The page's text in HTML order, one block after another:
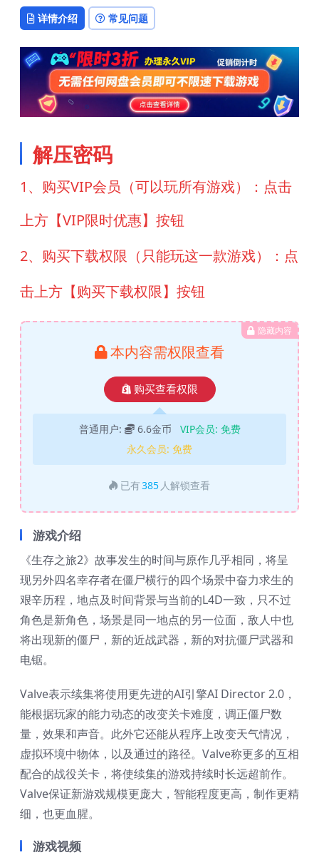
详情介绍 常见问题
解压密码
1、购买VIP会员（可以玩所有游戏）：点击
上方【VIP限时优惠】按钮
2、购买下载权限（只能玩这一款游戏）：点
击上方【购买下载权限】按钮
隐藏内容
本内容需权限查看
购买查看权限
普通用户: 6.6金币 VIP会员: 免费
永久会员: 免费
已有385 人解锁查看
游戏介绍
《生存之旅2》故事发生的时间与原作几乎相同，将呈
现另外四名幸存者在僵尸横行的四个场景中奋力求生的
艰辛历程，地点及时间背景与当前的L4D一致，只不过
角色是新角色，场景是同一地点的另一位面，敌人中也
将出现新的僵尸，新的近战武器，新的对抗僵尸武器和
电锯。
Valve表示续集将使用更先进的AI引擎AI Director 2.0，
能根据玩家的能力动态的改变关卡难度，调正僵尸数
量，效果和声音。此外它还能从程序上改变天气情况，
虚拟环境中物体，以及通过的路径。Valve称更多的互相
配合的战役关卡，将使续集的游戏持续时长远超前作。
Valve保证新游戏规模更庞大，智能程度更高，制作更精
细，也更血腥。
游戏视频